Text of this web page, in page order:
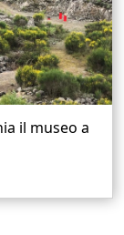
il museo a